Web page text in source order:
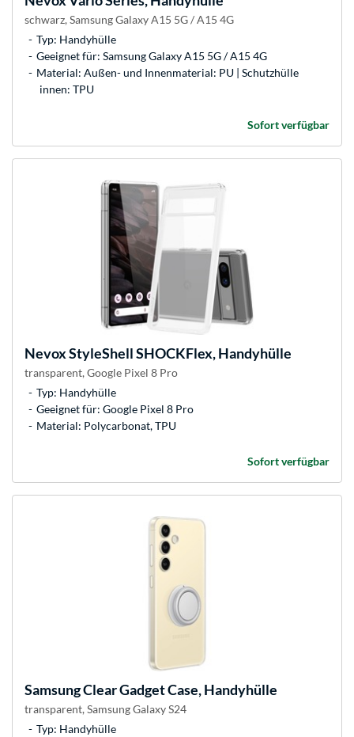
schwarz, Samsung Galaxy A15 5G / A15 4G
Typ: Handyhülle
Geeignet für: Samsung Galaxy A15 5G / A15 4G
Material: Außen- und Innenmaterial: PU | Schutzhülle
innen: TPU
Sofort verfügbar
NevoxStyleShell SHOCKFlex, Handyhülle
transparent, Google Pixel 8 Pro
Typ: Handyhülle
Geeignet für: Google Pixel 8 Pro
Material: Polycarbonat, TPU
Sofort verfügbar
SamsungClear Gadget Case, Handyhülle
transparent, Samsung Galaxy S24
Typ: Handyhülle